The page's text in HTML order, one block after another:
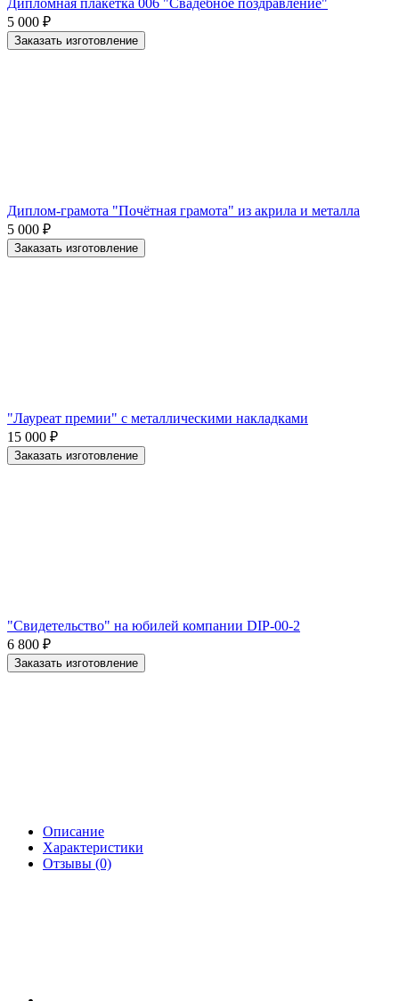
5 000 ₽
Заказать изготовление
Диплом-грамота "Почётная грамота" из акрила и металла
5 000 ₽
Заказать изготовление
"Лауреат премии" с металлическими накладками
15 000 ₽
Заказать изготовление
"Свидетельство" на юбилей компании DIP-00-2
6 800 ₽
Заказать изготовление
Описание
Характеристики
Отзывы (0)